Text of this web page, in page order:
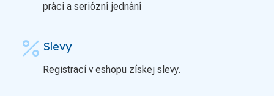
práci a seriózní jednání
percent Slevy
Registrací v eshopu získej slevy.